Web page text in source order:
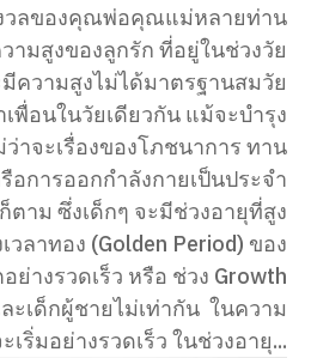
วลของคุณพ่อคุณแม่หลายท่าน
ามสูงของลูกรัก ที่อยู่ในช่วงวัย
ความสูงไม่ได้มาตรฐานสมวัย
พื่อนในวัยเดียวกัน แม้จะบำรุง
าจะเรื่องของโภชนาการ ทาน
อการออกกำลังกายเป็นประจำ
งอายุที่สูง
ลาทอง (Golden Period) ของ
ย่างรวดเร็ว หรือ ช่วง Growth
ะเด็กผู้ชายไม่เท่ากัน ในความ
ริ่มอย่างรวดเร็ว ในช่วงอายุ...